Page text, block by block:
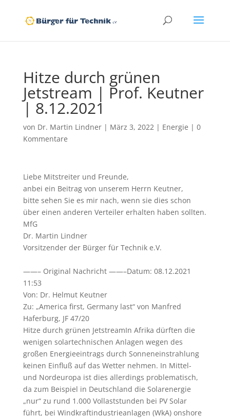
Hitze durch grünen
Jetstream | Prof. Keutner
| 8.12.2021
von Dr. Martin Lindner| März 3, 2022| Energie | 0
Kommentare
Liebe Mitstreiter und Freunde,
anbei ein Beitrag von unserem Herrn Keutner,
bitte sehen Sie es mir nach, wenn sie dies schon
über einen anderen Verteiler erhalten haben sollten.
MfG
Dr. Martin Lindner
Vorsitzender der Bürger für Technik e.V.
——– Original Nachricht ——–Datum: 08.12.2021
11:53
Von: Dr. Helmut Keutner
Zu: „America first, Germany last“ von Manfred
Haferburg, JF 47/20
Hitze durch grünen JetstreamIn Afrika dürften die
wenigen solartechnischen Anlagen wegen des
großen Energieeintrags durch Sonneneinstrahlung
keinen Einfluß auf das Wetter nehmen. In Mittel-
und Nordeuropa ist dies allerdings problematisch,
da zum Beispiel in Deutschland die Solarenergie
„nur“ zu rund 1.000 Vollaststunden bei PV Solar
führt, bei Windkraftindustrieanlagen (WkA) onshore